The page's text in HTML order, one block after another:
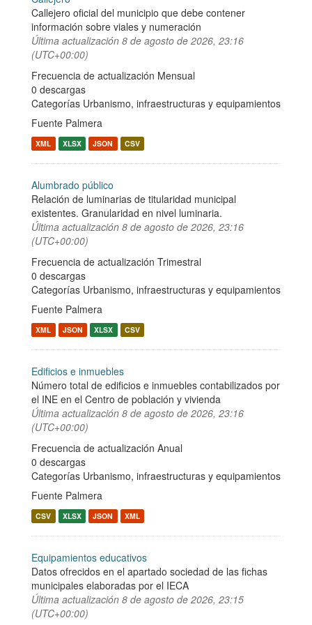
Callejero oficial del municipio que debe contener
información sobre viales y numeración
Última actualización 8 de agosto de 2026, 23:16
(UTC+00:00)
Frecuencia de actualización Mensual
0 descargas
Categorías Urbanismo, infraestructuras y equipamientos
Fuente Palmera
XML XLSX JSON CSV
Alumbrado público
Relación de luminarias de titularidad municipal
existentes. Granularidad en nivel luminaria.
Última actualización 8 de agosto de 2026, 23:16
(UTC+00:00)
Frecuencia de actualización Trimestral
0 descargas
Categorías Urbanismo, infraestructuras y equipamientos
Fuente Palmera
XML JSON XLSX CSV
Edificios e inmuebles
Número total de edificios e inmuebles contabilizados por
el INE en el Centro de población y vivienda
Última actualización 8 de agosto de 2026, 23:16
(UTC+00:00)
Frecuencia de actualización Anual
0 descargas
Categorías Urbanismo, infraestructuras y equipamientos
Fuente Palmera
CSV XLSX JSON XML
Equipamientos educativos
Datos ofrecidos en el apartado sociedad de las fichas
municipales elaboradas por el IECA
Última actualización 8 de agosto de 2026, 23:15
(UTC+00:00)